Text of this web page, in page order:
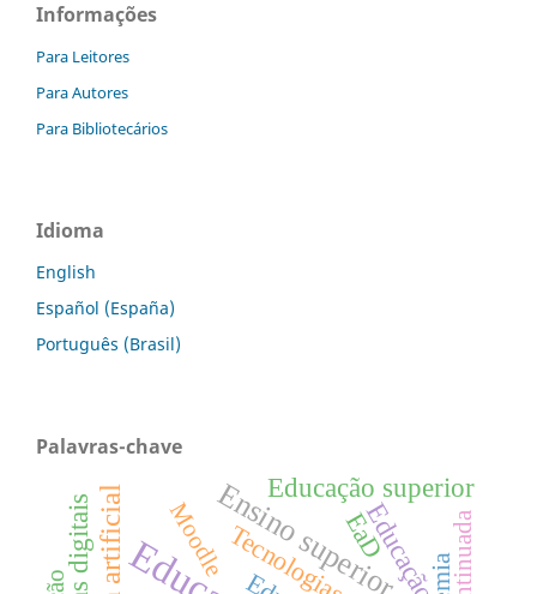
Informações
Para Leitores
Para Autores
Para Bibliotecários
Idioma
English
Español (España)
Português (Brasil)
Palavras-chave
Ensino superiorEducação
Educação superior
EaD
Moodle